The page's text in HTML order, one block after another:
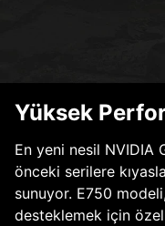
Yüksek
En yeni nesil NVIDIA
önceki serilere
sunuyor. E750
desteklemek için